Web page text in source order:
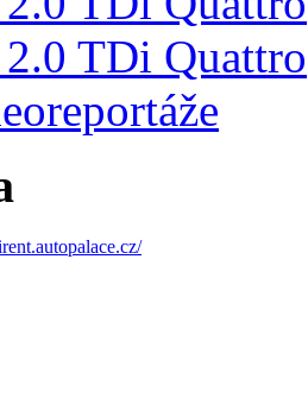
TDi Quattro